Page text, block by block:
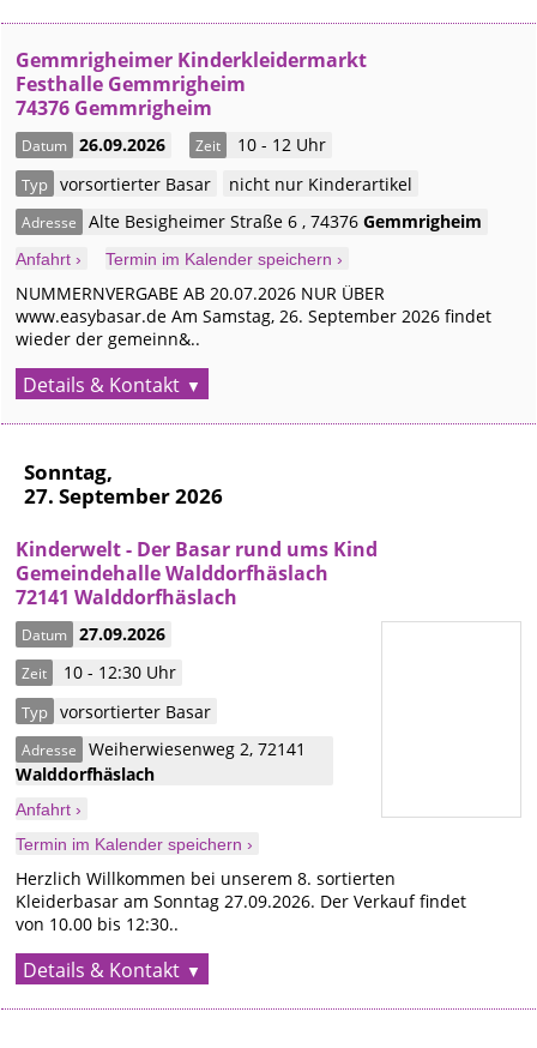
Gemmrigheimer Kinderkleidermarkt
Festhalle Gemmrigheim
74376 Gemmrigheim
Datum 26.09.2026 Zeit 10 - 12 Uhr
Typ vorsortierter Basar nicht nur Kinderartikel
Adresse Alte Besigheimer Straße 6,74376Gemmrigheim
Anfahrt › Termin im Kalender speichern ›
NUMMERNVERGABE AB 20.07.2026 NUR ÜBER
www.easybasar.de Am Samstag, 26. September 2026 findet
wieder der gemeinn&..
Details & Kontakt
Sonntag,
27. September 2026
Kinderwelt - Der Basar rund ums Kind
Gemeindehalle Walddorfhäslach
72141 Walddorfhäslach
Datum 27.09.2026
Zeit 10 - 12:30 Uhr
Typ vorsortierter Basar
Adresse Weiherwiesenweg 2,72141
Walddorfhäslach
Anfahrt ›
Termin im Kalender speichern ›
Herzlich Willkommen bei unserem 8. sortierten
Kleiderbasar am Sonntag 27.09.2026. Der Verkauf findet
von 10.00 bis 12:30..
Details & Kontakt